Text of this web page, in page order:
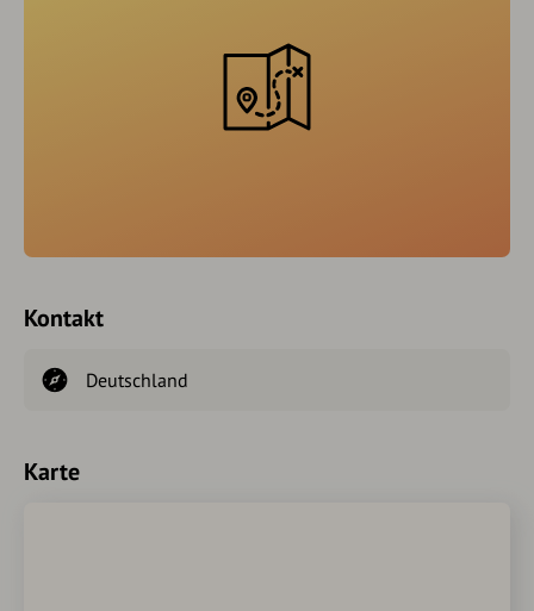
Kontakt
Deutschland
Karte